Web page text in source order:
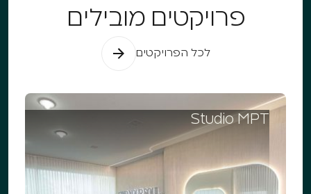
פרויקטים מובילים
לכל הפרויקטים
Studio MPT